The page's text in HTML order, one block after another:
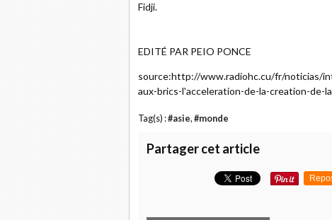
Fidji.
EDITÉ PAR PEIO PONCE
source:http://www.radiohc.cu/fr/noticias/
aux-brics-l'acceleration-de-la-creation-
Tag(s) :#asie, #monde
Partager cet article